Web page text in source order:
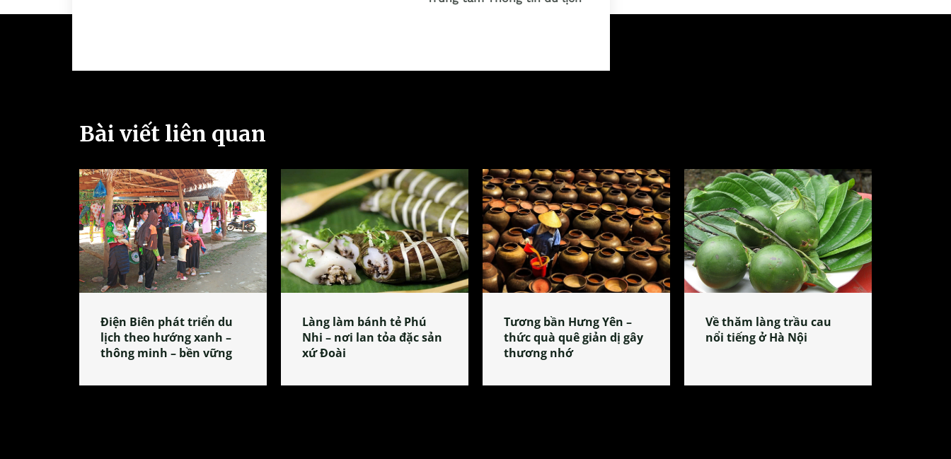
Bài viết liên quan
Điện Biên phát triển du
lịch theo hướng xanh –
thông minh – bền vững
Làng làm bánh tẻ Phú
Nhi – nơi lan tỏa đặc sản
xứ Đoài
Tương bần Hưng Yên –
thức quà quê giản dị gây
thương nhớ
Về thăm làng trầu cau
nổi tiếng ở Hà Nội